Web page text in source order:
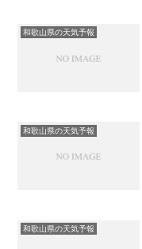
和歌山県の天気予報
和歌山県の天気予報
和歌山県の天気予報